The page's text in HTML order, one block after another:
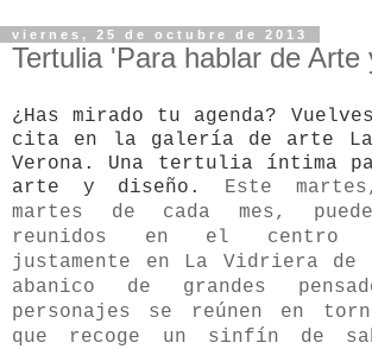
viernes, 25 de octubre de 2013
Tertulia 'Para hablar de Arte
¿Has mirado tu agenda?
cita en la galería de arte
Verona. Una tertulia íntima
arte y diseño. Este
martes de cada mes,
reunidos en el centro
justamente en La Vidriera de
abanico de grandes
personajes se reúnen en
que recoge un sinfín de